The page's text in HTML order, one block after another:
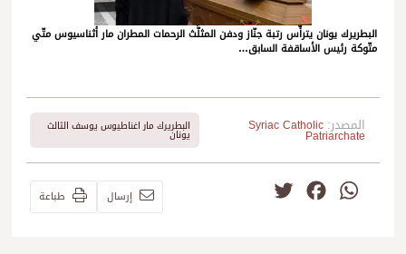
البطريرك يونان يترأّس رتبة جنّاز ودفن المثلَّث الرحمات المطران مار أثناسيوس متّي
متّوكة رئيس الأساقفة السابق…
المصدر: Syriac Catholic
Patriarchate
البطريرك مار اغناطيوس يوسف الثالث
يونان
WhatsApp
Facebook إرسال طباعة